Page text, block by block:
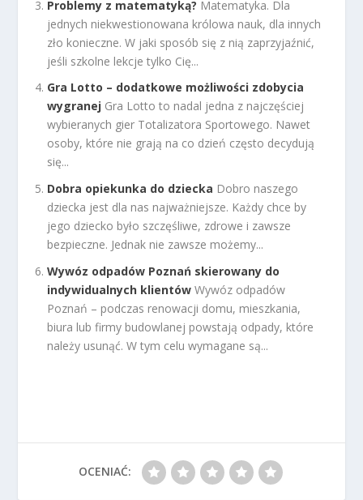
Problemy z matematyką? Matematyka. Dla
jednych niekwestionowana królowa nauk, dla innych
zło konieczne. W jaki sposób się z nią zaprzyjaźnić,
jeśli szkolne lekcje tylko Cię...
Gra Lotto – dodatkowe możliwości zdobycia
wygranej Gra Lotto to nadal jedna z najczęściej
wybieranych gier Totalizatora Sportowego. Nawet
osoby, które nie grają na co dzień często decydują
się...
Dobra opiekunka do dziecka Dobro naszego
dziecka jest dla nas najważniejsze. Każdy chce by
jego dziecko było szczęśliwe, zdrowe i zawsze
bezpieczne. Jednak nie zawsze możemy...
Wywóz odpadów Poznań skierowany do
indywidualnych klientów Wywóz odpadów
Poznań – podczas renowacji domu, mieszkania,
biura lub firmy budowlanej powstają odpady, które
należy usunąć. W tym celu wymagane są...
OCENIAĆ: